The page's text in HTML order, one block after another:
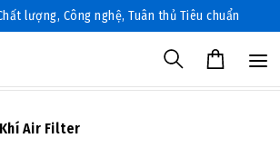
lượng, Công nghệ, Tuân thủ Tiêu chuẩn
Air Filter